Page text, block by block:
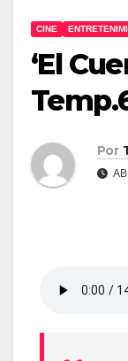
CINE
‘El
Por